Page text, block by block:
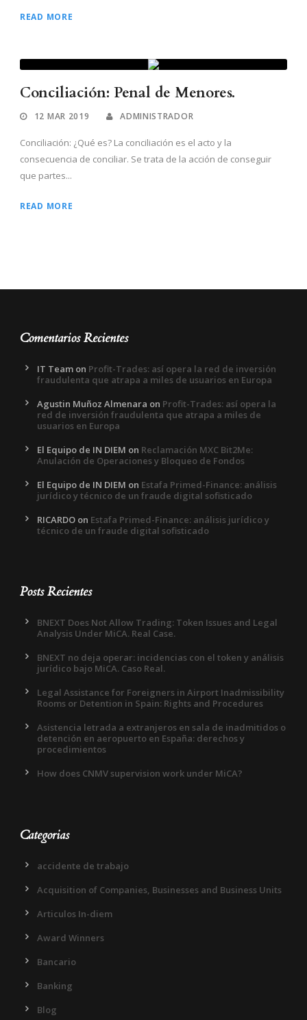
READ MORE
Conciliación: Penal de Menores.
12 MAR 2019 ADMINISTRADOR
Conciliación: ¿Qué es? La conciliación es el acto y la
consecuencia de conciliar. Se trata de la acción de conseguir
que partes...
READ MORE
Comentarios Recientes
IT Team on Profit-Trades: así opera la red de inversión
fraudulenta que atrapa a miles de usuarios en Europa
Agustin Muñoz Almenara on Profit-Trades: así opera la
red de inversión fraudulenta que atrapa a miles de
usuarios en Europa
El Equipo de IN DIEM on Reclamación MXC Bit2Me:
Anulación de Operaciones y Bloqueo de Fondos
El Equipo de IN DIEM on Estafa Primed-Finance: análisis
jurídico y técnico de un fraude digital sofisticado
RICARDO on Estafa Primed-Finance: análisis jurídico y
técnico de un fraude digital sofisticado
Posts Recientes
BNEXT Does Not Allow Trading: Token Issues and Legal
Analysis Under MiCA. Real Case.
BNEXT no deja operar: incidencias con el token y análisis
jurídico bajo MiCA. Caso Real.
Legal Assistance for Foreigners in Airport Inadmissibility
Rooms or Detention in Spain: Rights and Procedures
Asistencia letrada a extranjeros en sala de inadmitidos o
detención en aeropuerto en España: derechos y
procedimientos
How does CNMV supervision work under MiCA?
Categorias
accidente de trabajo
Acquisition of Companies, Businesses and Business Units
Articulos In-diem
Award Winners
Bancario
Banking
Blog